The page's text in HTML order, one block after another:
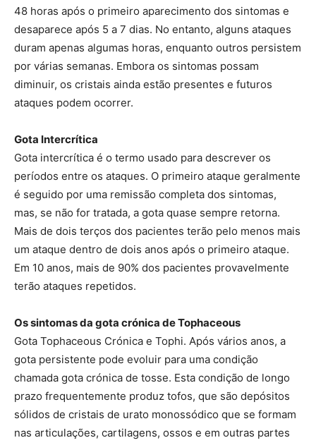
48 horas após o primeiro aparecimento dos sintomas e
desaparece após 5 a 7 dias. No entanto, alguns ataques
duram apenas algumas horas, enquanto outros persistem
por várias semanas. Embora os sintomas possam
diminuir, os cristais ainda estão presentes e futuros
ataques podem ocorrer.
Gota Intercrítica
Gota intercrítica é o termo usado para descrever os
períodos entre os ataques. O primeiro ataque geralmente
é seguido por uma remissão completa dos sintomas,
mas, se não for tratada, a gota quase sempre retorna.
Mais de dois terços dos pacientes terão pelo menos mais
um ataque dentro de dois anos após o primeiro ataque.
Em 10 anos, mais de 90% dos pacientes provavelmente
terão ataques repetidos.
Os sintomas da gota crónica de Tophaceous
Gota Tophaceous Crónica e Tophi. Após vários anos, a
gota persistente pode evoluir para uma condição
chamada gota crónica de tosse. Esta condição de longo
prazo frequentemente produz tofos, que são depósitos
sólidos de cristais de urato monossódico que se formam
nas articulações, cartilagens, ossos e em outras partes